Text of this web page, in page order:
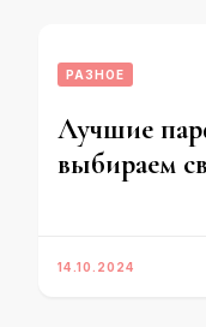
РАЗНОЕ
Лучшие
выбираем
14.10.2024